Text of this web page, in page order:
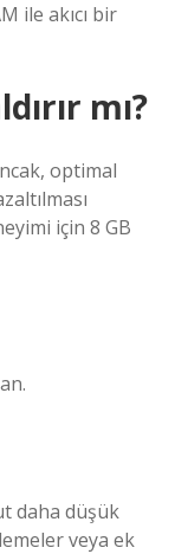
ile akıcı bir
mı?
optimal
için 8 GB
daha düşük
veya ek